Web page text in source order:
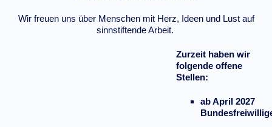
Wir freuen uns über Menschen mit Herz, Ideen und Lust auf
sinnstiftende Arbeit.
Zurzeit haben wir
folgende offene
Stellen:
ab April 2027